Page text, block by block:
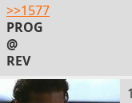
>>1577
PROG
@
REV